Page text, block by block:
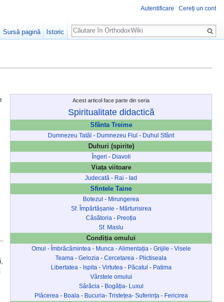
Acest articol face parte din seria
Spiritualitate didactică
Sfânta Treime
Dumnezeu Tatăl - Dumnezeu Fiul - Duhul Sfânt
Duhuri (spirite)
Îngeri - Diavoli
Viața viitoare
Judecată - Rai - Iad
Sfintele Taine
Botezul - Mirungerea
Sf. Împărtășanie - Mărturisirea
Căsătoria - Preoția
Sf. Maslu
Condiția omului
Omul - Îmbrăcămintea - Munca -Alimentația - Grijile - Visele
Teama - Gelozia - Cercetarea - Plictiseala
Libertatea - Ispita - Virtutea - Păcatul - Patima
Vârstele omului
Sărăcia - Bogăția- Luxul
Plăcerea - Boala - Bucuria- Tristețea- Suferința - Fericirea
Autentificare Cereți un cont
Sursă pagină Istoric
Căutare